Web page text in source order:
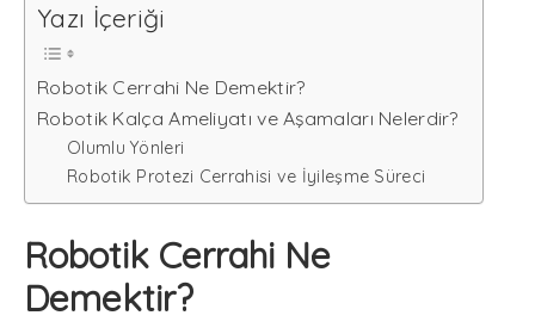
Yazı İçeriği
Robotik Cerrahi Ne Demektir?
Robotik Kalça Ameliyatı ve Aşamaları Nelerdir?
Olumlu Yönleri
Robotik Protezi Cerrahisi ve İyileşme Süreci
Robotik Cerrahi Ne
Demektir?